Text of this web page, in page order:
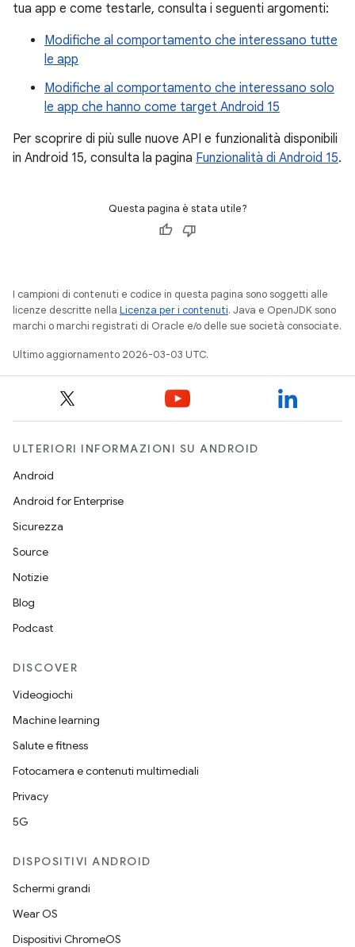
tua app e come testarle, consulta i seguenti argomenti:
Modifiche al comportamento che interessano tutte
le app
Modifiche al comportamento che interessano solo
le app che hanno come target Android 15
Per scoprire di più sulle nuove API e funzionalità disponibili
in Android 15, consulta la pagina Funzionalità di Android 15.
Questa pagina è stata utile?
I campioni di contenuti e codice in questa pagina sono soggetti alle
licenze descritte nella Licenza per i contenuti. Java e OpenJDK sono
marchi o marchi registrati di Oracle e/o delle sue società consociate.
Ultimo aggiornamento 2026-03-03 UTC.
ULTERIORI INFORMAZIONI SU ANDROID
Android
Android for Enterprise
Sicurezza
Source
Notizie
Blog
Podcast
DISCOVER
Videogiochi
Machine learning
Salute e fitness
Fotocamera e contenuti multimediali
Privacy
5G
DISPOSITIVI ANDROID
Schermi grandi
Wear OS
Dispositivi ChromeOS